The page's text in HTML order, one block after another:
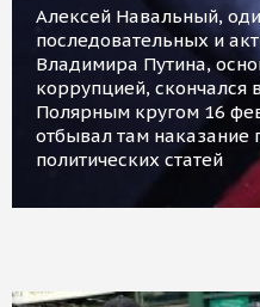
Алексей Навальный,
последовательных и
Владимира Путина,
коррупцией, скончался
Полярным кругом 16
отбывал там наказание
политических статей